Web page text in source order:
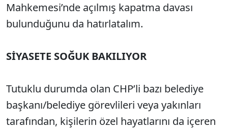
Mahkemesi’nde açılmış kapatma davası
bulunduğunu da hatırlatalım.
SİYASETE SOĞUK BAKILIYOR
Tutuklu durumda olan CHP’li bazı belediye
başkanı/belediye görevlileri veya yakınları
tarafından, kişilerin özel hayatlarını da içeren